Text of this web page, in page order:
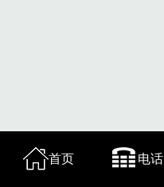
首页 电话